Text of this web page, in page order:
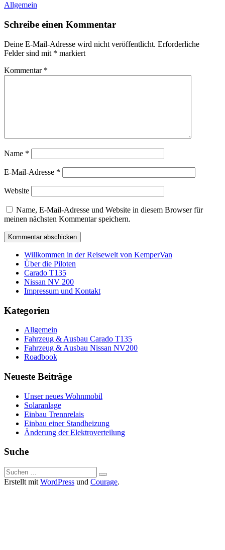
Allgemein
Schreibe einen Kommentar
Deine E-Mail-Adresse wird nicht veröffentlicht. Erforderliche
Felder sind mit * markiert
Kommentar *
Name *
E-Mail-Adresse *
Website
Name, E-Mail-Adresse und Website in diesem Browser für
meinen nächsten Kommentar speichern.
Willkommen in der Reisewelt von KemperVan
Über die Piloten
Carado T135
Nissan NV 200
Impressum und Kontakt
Kategorien
Allgemein
Fahrzeug & Ausbau Carado T135
Fahrzeug & Ausbau Nissan NV200
Roadbook
Neueste Beiträge
Unser neues Wohnmobil
Solaranlage
Einbau Trennrelais
Einbau einer Standheizung
Änderung der Elektroverteilung
Suche
Suche
nach:
Erstellt mit WordPress und Courage.